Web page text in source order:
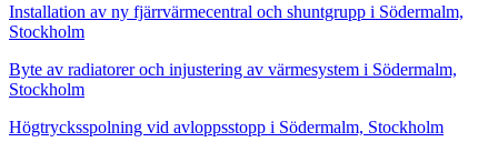
Installation av ny fjärrvärmecentral och shuntgrupp i Södermalm,
Stockholm
Byte av radiatorer och injustering av värmesystem i Södermalm,
Stockholm
Högtrycksspolning vid avloppsstopp i Södermalm, Stockholm